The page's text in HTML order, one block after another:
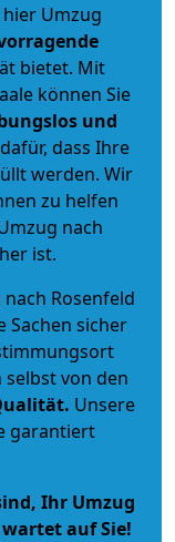
Umzug
bietet. Mit
können Sie
und
dass Ihre
werden. Wir
zu helfen
nach
ist.
Rosenfeld
Sachen sicher
selbst von den
. Unsere
garantiert
Ihr Umzug
auf Sie!